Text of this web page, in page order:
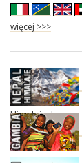
więcej >>>
Himalajach